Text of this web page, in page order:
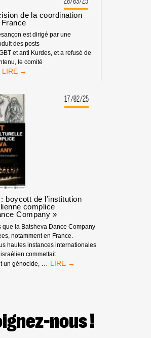
49
THÉÂTRE
NATIONAL
DE
STRASBOURG
de la coordination
est dirigé par une
des posts
et anti Kurdes, et a refusé de
le comité
BESANÇON:
17/02/25
boycott de l’institution
complice
Company »
que la Batsheva Dance Company
notamment en France.
hautes instances internationales
commettait
un génocide,
APPEL
L’INSTITUTION
CULTURELLE
nous !